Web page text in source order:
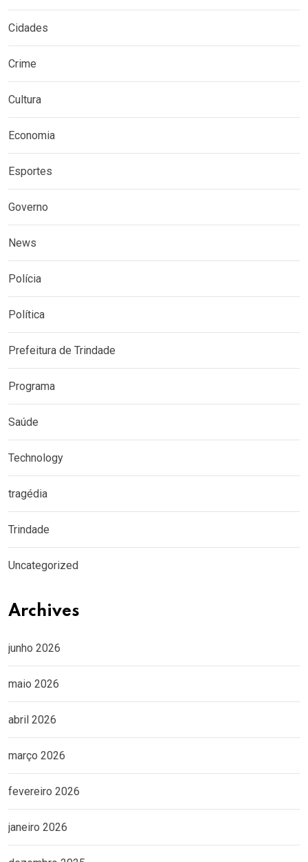
Cidades
Crime
Cultura
Economia
Esportes
Governo
News
Polícia
Política
Prefeitura de Trindade
Programa
Saúde
Technology
tragédia
Trindade
Uncategorized
Archives
junho 2026
maio 2026
abril 2026
março 2026
fevereiro 2026
janeiro 2026